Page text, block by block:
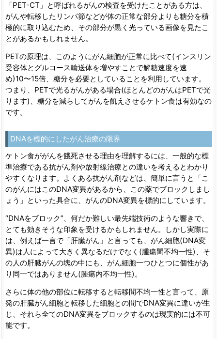
「PET-CT」と呼ばれるがんの検査を受けたことがある方は、
がんや転移したリンパ節などが体の正常な部分よりも糖分を積
極的に取り込むため、その部分が黒く光っている画像を見たこ
とがあるかもしれません。
PETの原理は、このようにがん細胞が正常に比べて(インスリン
受容体とグルコース輸送体を増やすことで解糖速度を速
め)10〜15倍、糖分を必要としていることを利用しています。
つまり、PETで光るがんがある場合(ほとんどのがんはPETで光
ります)、糖分を減らしてがんを飢えさせるケトン食は有効なの
です。
DNAを標的にしたがん治療の限界
ケトン食ががんを餓死させる理由を理解するには、一般的な標
準治療である抗がん剤や放射線治療との違いを考えるとわかり
やすくなります。よくある抗がん剤などは、簡単に言うと「こ
のがんにはこのDNA変異があるから、この薬でブロックしまし
ょう」といった具合に、がんのDNA変異を標的にしています。
“DNAをブロック”、何だか難しい最先端技術のような響きで、
とても効きそうな印象を受けるかもしれません。しかし実際に
は、例えば一言で「肝臓がん」と言っても、がん細胞(DNA変
異)は人によって大きく異なるだけでなく(腫瘍間不均一性)、そ
の人の肝臓がんの塊の中にも、がん細胞一つひとつに個性があ
り同一ではありません(腫瘍内不均一性)。
さらに体の他の部位に転移すると転移間不均一性と言って、原
発の肝臓がん細胞と転移した細胞との間でDNA変異に違いが生
じ、それら全てのDNA変異をブロックするのは現実的には不可
能です。